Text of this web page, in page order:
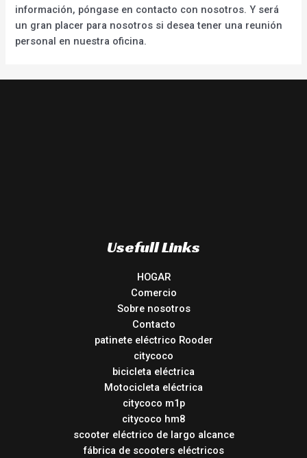
información, póngase en contacto con nosotros. Y será
un gran placer para nosotros si desea tener una reunión
personal en nuestra oficina.
Usefull Links
HOGAR
Comercio
Sobre nosotros
Contacto
patinete eléctrico Rooder
citycoco
bicicleta eléctrica
Motocicleta eléctrica
citycoco m1p
citycoco hm8
scooter eléctrico de largo alcance
fábrica de scooters eléctricos